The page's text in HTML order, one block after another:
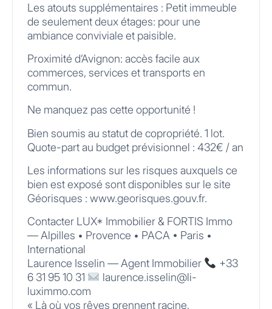
Les atouts supplémentaires : Petit immeuble
de seulement deux étages: pour une
ambiance conviviale et paisible.
Proximité d’Avignon: accès facile aux
commerces, services et transports en
commun.
Ne manquez pas cette opportunité !
Bien soumis au statut de copropriété. 1 lot.
Quote-part au budget prévisionnel : 432€ / an
Les informations sur les risques auxquels ce
bien est exposé sont disponibles sur le site
Géorisques : www.georisques.gouv.fr.
Contacter LUX* Immobilier & FORTIS Immo
— Alpilles • Provence • PACA • Paris •
International
Laurence Isselin — Agent Immobilier
+33
6 31 95 10 31
laurence.isselin@li-
luximmo.com
« Là où vos rêves prennent racine,